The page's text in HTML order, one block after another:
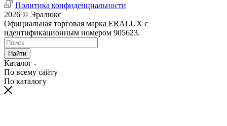
Политика конфиденциальности
2026 © Эралюкс
Официальная торговая марка ERALUX с
идентификационным номером 905623.
Найти
Каталог
По всему сайту
По каталогу